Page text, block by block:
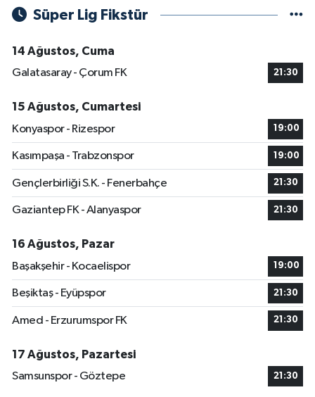
Süper Lig Fikstür
14 Ağustos, Cuma
Galatasaray - Çorum FK
21:30
15 Ağustos, Cumartesi
Konyaspor - Rizespor
19:00
Kasımpaşa - Trabzonspor 19:00
Gençlerbirliği S.K. - Fenerbahçe 21:30
Gaziantep FK - Alanyaspor 21:30
16 Ağustos, Pazar
Başakşehir - Kocaelispor
19:00
Beşiktaş - Eyüpspor 21:30
Amed - Erzurumspor FK 21:30
17 Ağustos, Pazartesi
Samsunspor - Göztepe
21:30